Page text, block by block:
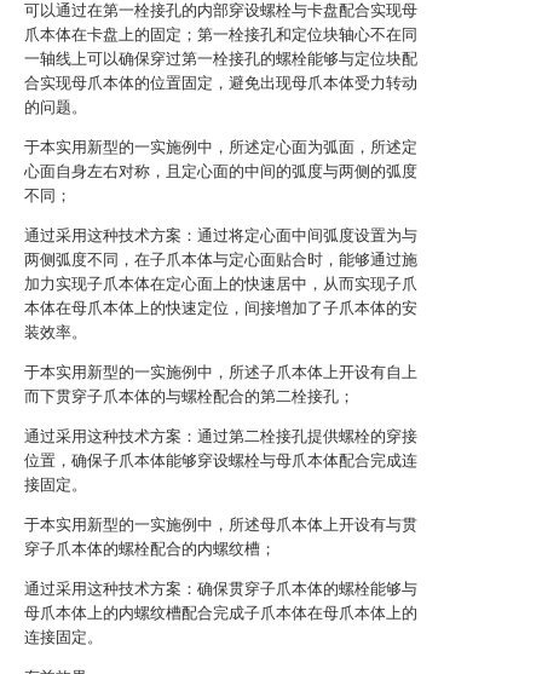
可以通过在第一栓接孔的内部穿设螺栓与卡盘配合实现母
爪本体在卡盘上的固定；第一栓接孔和定位块轴心不在同
一轴线上可以确保穿过第一栓接孔的螺栓能够与定位块配
合实现母爪本体的位置固定，避免出现母爪本体受力转动
的问题。
于本实用新型的一实施例中，所述定心面为弧面，所述定
心面自身左右对称，且定心面的中间的弧度与两侧的弧度
不同；
通过采用这种技术方案：通过将定心面中间弧度设置为与
两侧弧度不同，在子爪本体与定心面贴合时，能够通过施
加力实现子爪本体在定心面上的快速居中，从而实现子爪
本体在母爪本体上的快速定位，间接增加了子爪本体的安
装效率。
于本实用新型的一实施例中，所述子爪本体上开设有自上
而下贯穿子爪本体的与螺栓配合的第二栓接孔；
通过采用这种技术方案：通过第二栓接孔提供螺栓的穿接
位置，确保子爪本体能够穿设螺栓与母爪本体配合完成连
接固定。
于本实用新型的一实施例中，所述母爪本体上开设有与贯
穿子爪本体的螺栓配合的内螺纹槽；
通过采用这种技术方案：确保贯穿子爪本体的螺栓能够与
母爪本体上的内螺纹槽配合完成子爪本体在母爪本体上的
连接固定。